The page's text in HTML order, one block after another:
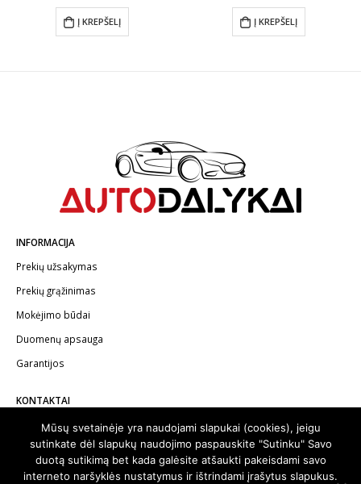
Į KREPŠELĮ Į KREPŠELĮ
INFORMACIJA
Prekių užsakymas
Prekių grąžinimas
Mokėjimo būdai
Duomenų apsauga
Garantijos
KONTAKTAI
Telefonas:+370 602 62622
El.paštas: info@autodalykai.lt
Mūsų svetainėje yra naudojami slapukai (cookies), jeigu
sutinkate dėl slapukų naudojimo paspauskite "Sutinku" Savo
duotą sutikimą bet kada galėsite atšaukti pakeisdami savo
interneto naršyklės nustatymus ir ištrindami įrašytus slapukus.